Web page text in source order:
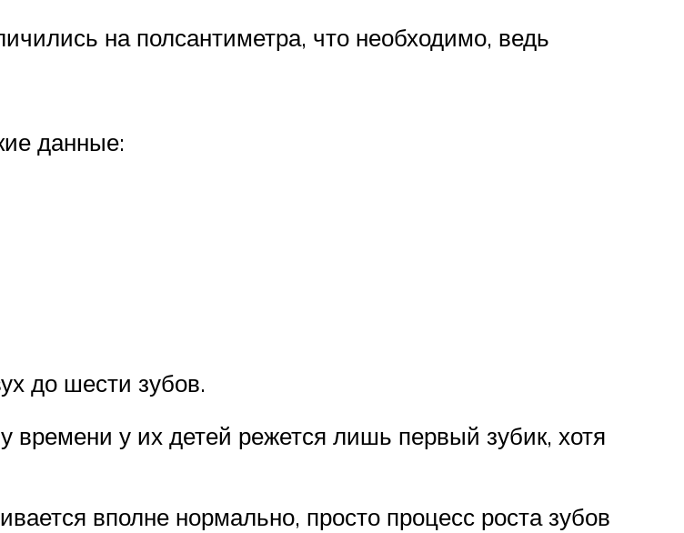
на полсантиметра, что необходимо, ведь
данные:
до шести зубов.
времени у их детей режется лишь первый зубик, хотя
вполне нормально, просто процесс роста зубов